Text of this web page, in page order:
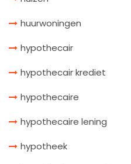
huurwoningen
hypothecair
hypothecair krediet
hypothecaire
hypothecaire lening
hypotheek